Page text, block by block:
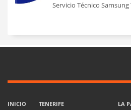
Servicio Técnico
INICIO
TENERIFE
LA